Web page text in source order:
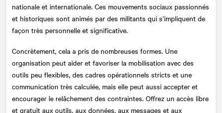
nationale et internationale. Ces mouvements sociaux passionnés
et historiques sont animés par des militants qui s’impliquent de
façon très personnelle et significative.
Concrètement, cela a pris de nombreuses formes. Une
organisation peut aider et favoriser la mobilisation avec des
outils peu flexibles, des cadres opérationnels stricts et une
communication très calculée, mais elle peut aussi accepter et
encourager le relâchement des contraintes. Offrez un accès libre
et gratuit aux outils, aux données, aux messages et aux